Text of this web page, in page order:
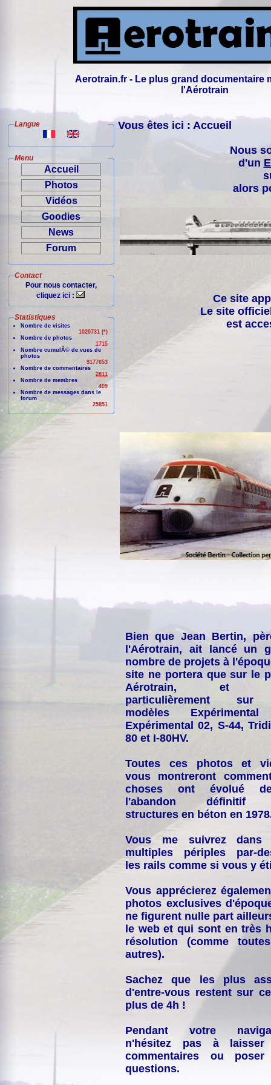
Aerotrain.fr - Le plus grand documentaire
l'Aérotrain
Langue
Menu
Accueil
Photos
Vidéos
Goodies
News
Forum
Contact
Pour nous contacter,
cliquez ici :
Statistiques
Nombre de visites
1020731 (*)
Nombre de photos
1715
Nombre cumulÃ© de vues de
photos
9177653
Nombre de commentaires
2811
Nombre de membres
409
Nombre de messages dans le
forum
25851
Vous êtes ici : Accueil
Nous
d'un
alors
Ce site
Le site
est
Bien que Jean Bertin,
l'Aérotrain, ait lancé un
nombre de projets à
site ne portera que sur le
Aérotrain, et
particulièrement
modèles
Expérimental 02, S-44,
80 et I-80HV.
Toutes ces photos et
vous montreront
choses ont évolué
l'abandon définitif
structures en béton en
Vous me suivrez dans
multiples périples par-
les rails comme si vous y
Vous apprécierez
photos exclusives
ne figurent nulle part
le web et qui sont en très
résolution (comme
autres).
Sachez que les plus
d'entre-vous restent sur
plus de 4h !
Pendant votre
n'hésitez pas à laisser
commentaires ou
questions.